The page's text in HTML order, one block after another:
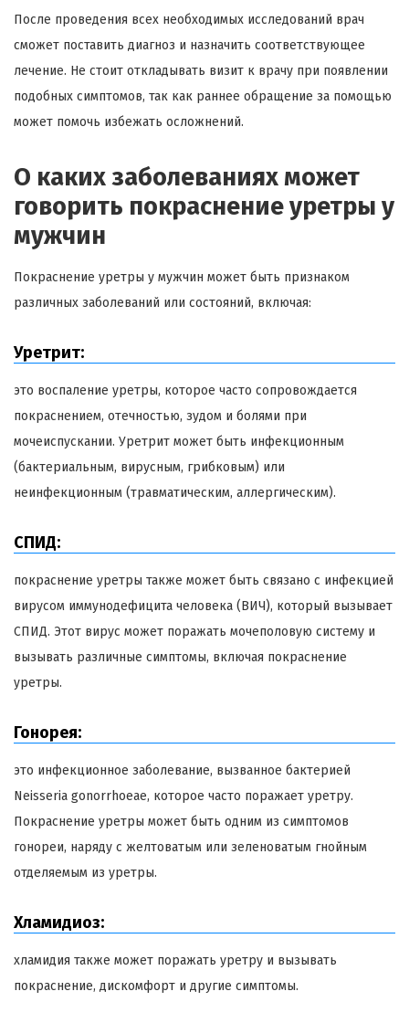
После проведения всех необходимых исследований врач
сможет поставить диагноз и назначить соответствующее
лечение. Не стоит откладывать визит к врачу при появлении
подобных симптомов, так как раннее обращение за помощью
может помочь избежать осложнений.
О каких заболеваниях может
говорить покраснение уретры у
мужчин
Покраснение уретры у мужчин может быть признаком
различных заболеваний или состояний, включая:
Уретрит:
это воспаление уретры, которое часто сопровождается
покраснением, отечностью, зудом и болями при
мочеиспускании. Уретрит может быть инфекционным
(бактериальным, вирусным, грибковым) или
неинфекционным (травматическим, аллергическим).
СПИД:
покраснение уретры также может быть связано с инфекцией
вирусом иммунодефицита человека (ВИЧ), который вызывает
СПИД. Этот вирус может поражать мочеполовую систему и
вызывать различные симптомы, включая покраснение
уретры.
Гонорея:
это инфекционное заболевание, вызванное бактерией
Neisseria gonorrhoeae, которое часто поражает уретру.
Покраснение уретры может быть одним из симптомов
гонореи, наряду с желтоватым или зеленоватым гнойным
отделяемым из уретры.
Хламидиоз:
хламидия также может поражать уретру и вызывать
покраснение, дискомфорт и другие симптомы.